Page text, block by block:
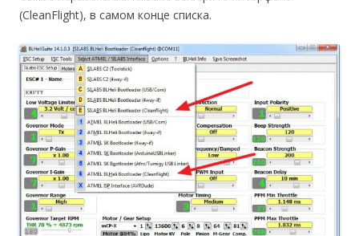
(CleanFlight), в самом конце списка.